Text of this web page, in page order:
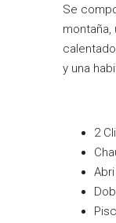
Se
montaña,
y una
2